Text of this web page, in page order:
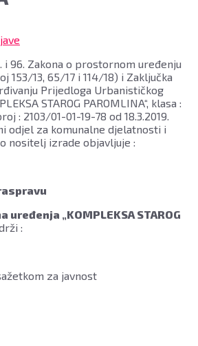
i 96. Zakona o prostornom uređenju
153/13, 65/17 i 114/18) i Zaključka
Prijedloga Urbanističkog
STAROG PAROMLINA“, klasa :
: 2103/01-01-19-78 od 18.3.2019.
odjel za komunalne djelatnosti i
nositelj izrade objavljuje :
„KOMPLEKSA STAROG
:
za javnost